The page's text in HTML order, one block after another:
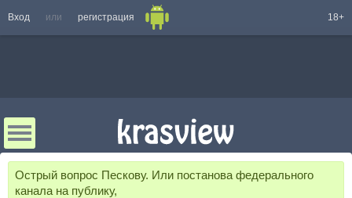
Вход или регистрация 18+
Острый вопрос Пескову. Или постанова федерального
канала на публику,